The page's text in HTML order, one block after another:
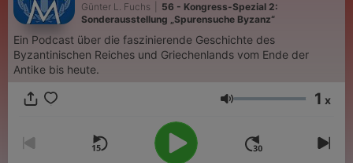
Günter L. Fuchs
56 - Kongress-Spezial 2:
Sonderausstellung „Spurensuche Byzanz“
Ein Podcast über die faszinierende Geschichte des
Byzantinischen Reiches und Griechenlands vom Ende der
Antike bis heute.
Lautstärke 1 x